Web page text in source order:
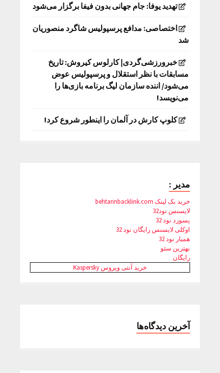
تهدید یوفا: جام جهانی بدون فیفا برگزار می‌شود
اختصاصی: مدافع پرسپولیس شاگرد منصوریان
شد
خبرورزشی‌گردی| کارلوس کیروش: تاریخ
مسابقات با نظر استقلال و پرسپولیس عوض
می‌شود/ اننده سازمان لیگ برنامه بازی‌ها را
می‌نویسد!
کلوپ کارش در آلمان را اینطور شروع کرد!
مدیر :
خرید بک لینک behtarinbacklink.com
لایسنس نود32
پسورد نود 32
اوکلی لایسنس رایگان نود 32
همیار نود 32
بهترین سئو
رایگان
خرید آنتی ویروس Kaspersky
آخرین دیدگاه‌ها